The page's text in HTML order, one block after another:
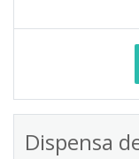
Dispensa